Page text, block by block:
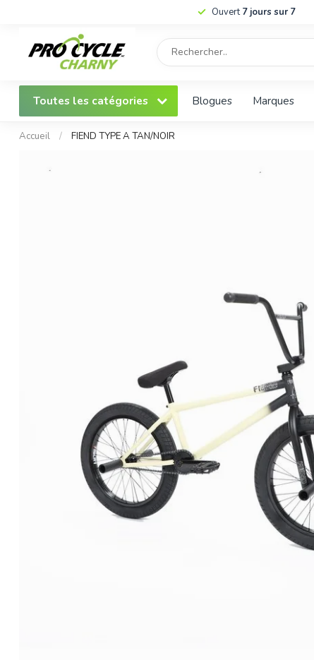
Ouvert7 jours sur 7
Toutes les catégories Blogues Marques
Accueil / FIEND TYPE A TAN/NOIR